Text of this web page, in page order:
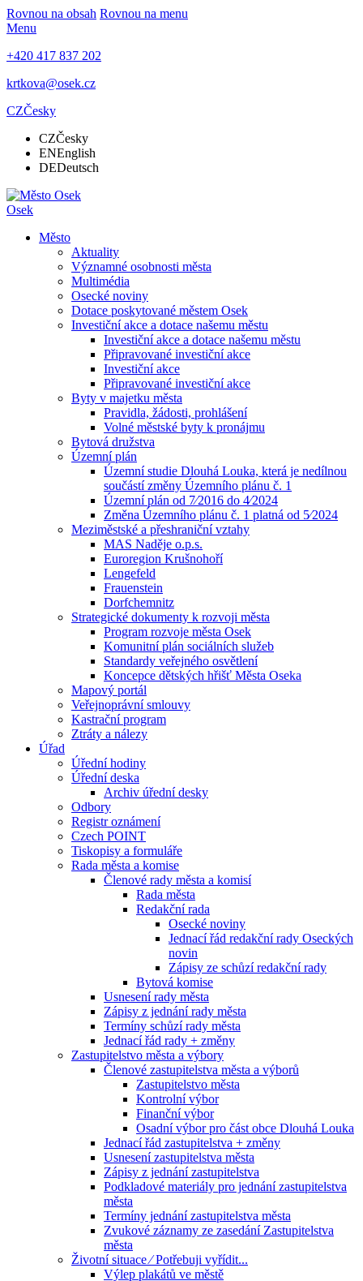
Rovnou na obsah Rovnou na menu
Menu
+420 417 837 202
krtkova@osek.cz
CZČesky
CZČesky
ENEnglish
DEDeutsch
Osek
Město
Aktuality
Významné osobnosti města
Multimédia
Osecké noviny
Dotace poskytované městem Osek
Investiční akce a dotace našemu městu
Investiční akce a dotace našemu městu
Připravované investiční akce
Investiční akce
Připravované investiční akce
Byty v majetku města
Pravidla, žádosti, prohlášení
Volné městské byty k pronájmu
Bytová družstva
Územní plán
Územní studie Dlouhá Louka, která je nedílnou
součástí změny Územního plánu č. 1
Územní plán od 7⁄2016 do 4⁄2024
Změna Územního plánu č. 1 platná od 5⁄2024
Meziměstské a přeshraniční vztahy
MAS Naděje o.p.s.
Euroregion Krušnohoří
Lengefeld
Frauenstein
Dorfchemnitz
Strategické dokumenty k rozvoji města
Program rozvoje města Osek
Komunitní plán sociálních služeb
Standardy veřejného osvětlení
Koncepce dětských hřišť Města Oseka
Mapový portál
Veřejnoprávní smlouvy
Kastrační program
Ztráty a nálezy
Úřad
Úřední hodiny
Úřední deska
Archiv úřední desky
Odbory
Registr oznámení
Czech POINT
Tiskopisy a formuláře
Rada města a komise
Členové rady města a komisí
Rada města
Redakční rada
Osecké noviny
Jednací řád redakční rady Oseckých
novin
Zápisy ze schůzí redakční rady
Bytová komise
Usnesení rady města
Zápisy z jednání rady města
Termíny schůzí rady města
Jednací řád rady + změny
Zastupitelstvo města a výbory
Členové zastupitelstva města a výborů
Zastupitelstvo města
Kontrolní výbor
Finanční výbor
Osadní výbor pro část obce Dlouhá Louka
Jednací řád zastupitelstva + změny
Usnesení zastupitelstva města
Zápisy z jednání zastupitelstva
Podkladové materiály pro jednání zastupitelstva
města
Termíny jednání zastupitelstva města
Zvukové záznamy ze zasedání Zastupitelstva
města
Životní situace ⁄ Potřebuji vyřídit...
Výlep plakátů ve městě